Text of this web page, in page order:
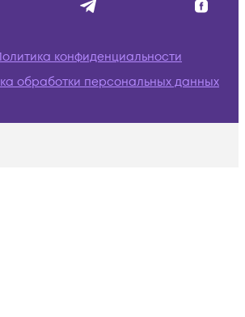
конфиденциальности
обработки персональных данных